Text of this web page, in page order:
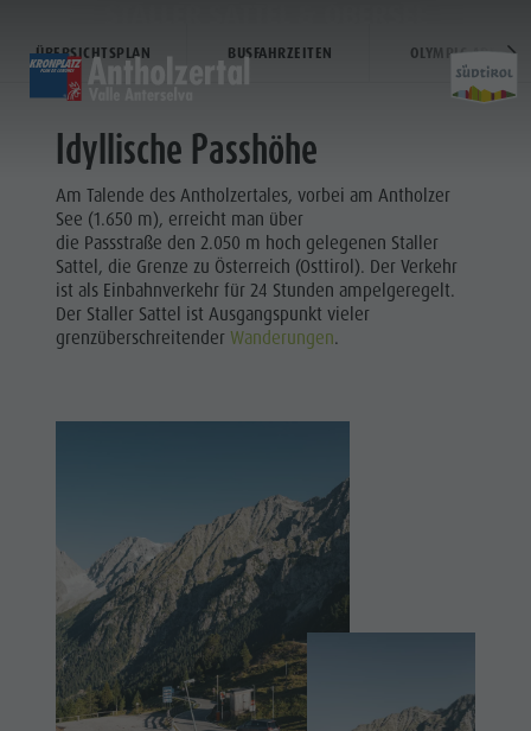
HOME
Home
Attività
Entdecken
Aktivitäten
Planen & Buchen
Wasser-Highlights
Scoprire
Attività
pianificare & prenotare
Punti d'acqua
Discover
Sports & activitites
Planning & booking
Water highlights
ÜBERSICHTSPLAN BUSFAHRZEITEN OLYMPIC ARENA
Idyllische Passhöhe
Am Talende des Antholzertales, vorbei am Antholzer
See (1.650 m), erreicht man über
die Passstraße den 2.050 m hoch gelegenen Staller
Sattel, die Grenze zu Österreich (Osttirol). Der Verkehr
ist als Einbahnverkehr für 24 Stunden ampelgeregelt.
Der Staller Sattel ist Ausgangspunkt vieler
grenzüberschreitender Wanderungen.